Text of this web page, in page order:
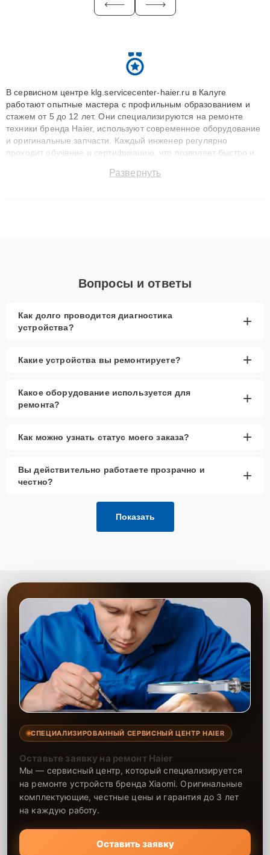
В сервисном центре klg.servicecenter-haier.ru в Калуге
работают опытные мастера с профильным образованием и
стажем от 5 до 12 лет. Они специализируются на ремонте
техники бренда Haier, используют современное оборудование
и оригинальные запчасти. Каждый инженер регулярно
проходит обучение и сертификацию, что позволяет быстро и
сохранением гарантии до 3 лет. Наши мастера решают
Развернуть
Вопросы и ответы
Как долго проводится диагностика
устройства?
+
Какие устройства вы ремонтируете? +
Какое оборудование используется для
ремонта?
+
Как можно узнать статус моего заказа? +
Вы действительно работаете прозрачно и
честно?
+
Показать
СПЕЦИАЛИЗИРОВАННЫЙ СЕРВИСНЫЙ ЦЕНТР HAIER
Оставьте заявку на ремонт Haier
Мы — сервисный центр, который специализируется
на ремонте устройств бренда Xiaomi. Оригинальные
комплектующие, честные цены и гарантия до 3 лет
на каждую работу.
Оставить заявку